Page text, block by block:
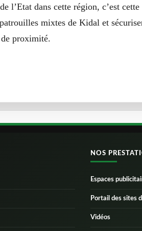
l’Etat dans cette région, c’est
mixtes de Kidal et
de proximité.
NOS
Espaces
Portail des sites
Vidéos